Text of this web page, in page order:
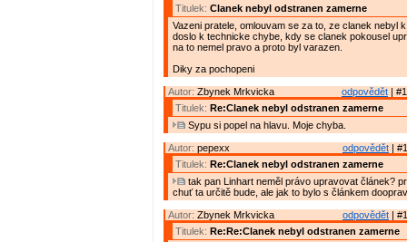
Titulek: Clanek nebyl odstranen zamerne
Vazeni pratele, omlouvam se za to, ze clanek nebyl
doslo k technicke chybe, kdy se clanek pokousel
na to nemel pravo a proto byl varazen.
Diky za pochopeni
odpovědět |
Autor: Zbynek Mrkvicka
Titulek: Re:Clanek nebyl odstranen zamerne
Sypu si popel na hlavu. Moje chyba.
odpovědět |
Autor: pepexx
Titulek: Re:Clanek nebyl odstranen zamerne
tak pan Linhart neměl právo upravovat článek?
chuť ta určitě bude, ale jak to bylo s článkem
odpovědět |
Autor: Zbynek Mrkvicka
Titulek: Re:Re:Clanek nebyl odstranen zamerne